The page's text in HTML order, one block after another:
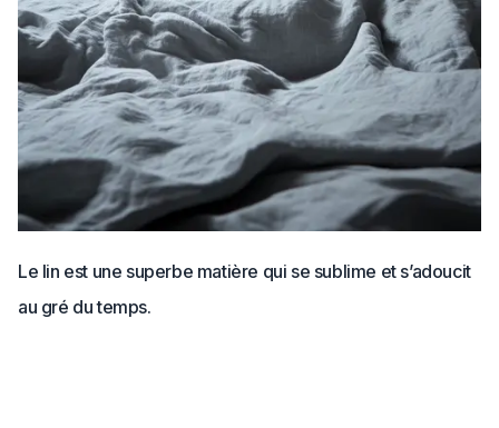
Le lin est une superbe matière qui se sublime et s’adoucit
au gré du temps.